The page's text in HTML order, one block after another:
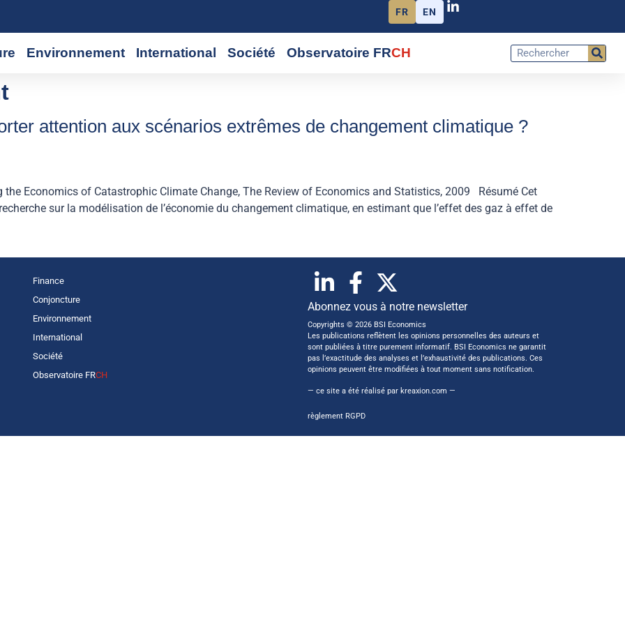
FR EN
Environnement International Société Observatoire FRCH
attention aux scénarios extrêmes de changement climatique ?
Economics of Catastrophic Climate Change, The Review of Economics and Statistics, 2009 Résumé Cet
sur la modélisation de l’économie du changement climatique, en estimant que l’effet des gaz à effet de
Finance
Conjoncture
Environnement
International
Société
Observatoire FRCH
Abonnez vous à notre newsletter
Copyrights © 2026 BSI Economics
Les publications reflètent les opinions personnelles des auteurs et
sont publiées à titre purement informatif. BSI Economics ne garantit
pas l’exactitude des analyses et l’exhaustivité des publications. Ces
opinions peuvent être modifiées à tout moment sans notification.
— ce site a été réalisé par kreaxion.com —
règlement RGPD